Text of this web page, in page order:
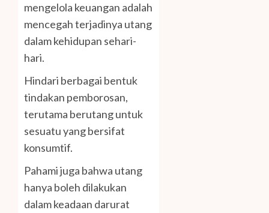
mengelola keuangan adalah
mencegah terjadinya utang
dalam kehidupan sehari-
hari.
Hindari berbagai bentuk
tindakan pemborosan,
terutama berutang untuk
sesuatu yang bersifat
konsumtif.
Pahami juga bahwa utang
hanya boleh dilakukan
dalam keadaan darurat